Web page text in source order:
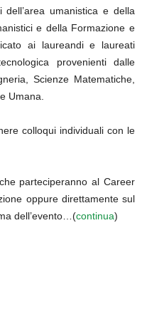
umanistica e della
e della Formazione e
ai laureandi e laureati
provenienti dalle
Scienze Matematiche,
Umana.
colloqui individuali con le
parteciperanno al Career
oppure direttamente sul
dell’evento…(continua)